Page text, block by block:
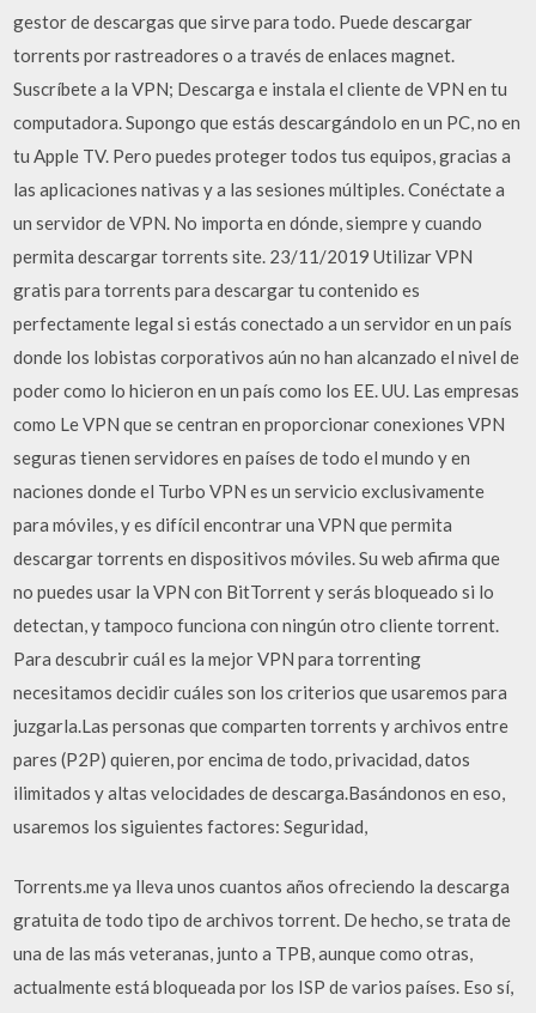
gestor de descargas que sirve para todo. Puede descargar
torrents por rastreadores o a través de enlaces magnet.
Suscríbete a la VPN; Descarga e instala el cliente de VPN en tu
computadora. Supongo que estás descargándolo en un PC, no en
tu Apple TV. Pero puedes proteger todos tus equipos, gracias a
las aplicaciones nativas y a las sesiones múltiples. Conéctate a
un servidor de VPN. No importa en dónde, siempre y cuando
permita descargar torrents site. 23/11/2019 Utilizar VPN
gratis para torrents para descargar tu contenido es
perfectamente legal si estás conectado a un servidor en un país
donde los lobistas corporativos aún no han alcanzado el nivel de
poder como lo hicieron en un país como los EE. UU. Las empresas
como Le VPN que se centran en proporcionar conexiones VPN
seguras tienen servidores en países de todo el mundo y en
naciones donde el Turbo VPN es un servicio exclusivamente
para móviles, y es difícil encontrar una VPN que permita
descargar torrents en dispositivos móviles. Su web afirma que
no puedes usar la VPN con BitTorrent y serás bloqueado si lo
detectan, y tampoco funciona con ningún otro cliente torrent.
Para descubrir cuál es la mejor VPN para torrenting
necesitamos decidir cuáles son los criterios que usaremos para
juzgarla.Las personas que comparten torrents y archivos entre
pares (P2P) quieren, por encima de todo, privacidad, datos
ilimitados y altas velocidades de descarga.Basándonos en eso,
usaremos los siguientes factores: Seguridad,
Torrents.me ya lleva unos cuantos años ofreciendo la descarga
gratuita de todo tipo de archivos torrent. De hecho, se trata de
una de las más veteranas, junto a TPB, aunque como otras,
actualmente está bloqueada por los ISP de varios países. Eso sí,